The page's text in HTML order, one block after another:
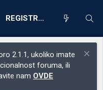
REGISTRACIJA
2.1.1, ukoliko imate
foruma, ili
nam OVDE